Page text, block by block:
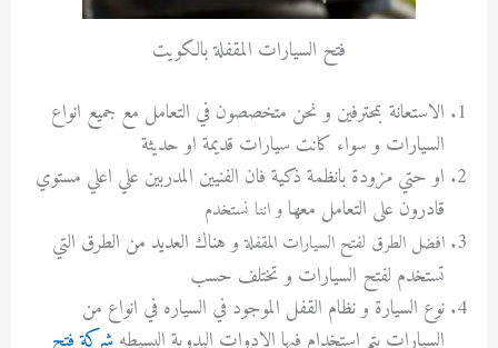
فتح السيارات المقفلة بالكويت
الاستعانة بمحترفين و نحن متخصصون في التعامل مع جميع انواع
السيارات و سواء كانت سيارات قديمة او حديثة
او حتي مزودة بانظمة ذكية فان الفنيين المدربين علي اعلي مستوي
قادرون على التعامل معهاو اننا نستخدم
افضل الطرق لفتح السيارات المقفلةو هناك العديد من الطرق التي
تستخدم لفتح السيارات و تختلف حسب
نوع السيارة و نظام القفل الموجود في السياره في انواع من